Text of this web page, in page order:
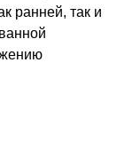
ранней, так и